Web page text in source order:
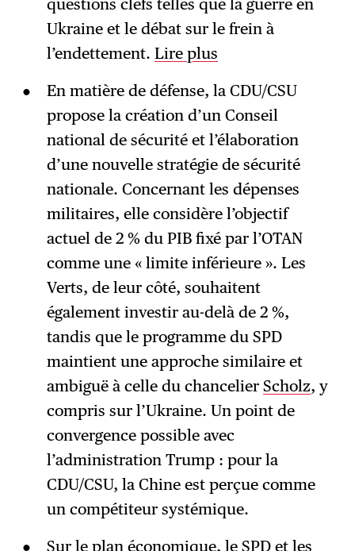
questions clefs telles que la guerre en
Ukraine et le débat sur le frein à
l’endettement. Lire plus
En matière de défense, la CDU/CSU
propose la création d’un Conseil
national de sécurité et l’élaboration
d’une nouvelle stratégie de sécurité
nationale. Concernant les dépenses
militaires, elle considère l’objectif
actuel de 2 % du PIB fixé par l’OTAN
comme une « limite inférieure ». Les
Verts, de leur côté, souhaitent
également investir au-delà de 2 %,
tandis que le programme du SPD
maintient une approche similaire et
ambiguë à celle du chancelier Scholz, y
compris sur l’Ukraine. Un point de
convergence possible avec
l’administration Trump : pour la
CDU/CSU, la Chine est perçue comme
un compétiteur systémique.
Sur le plan économique, le SPD et les